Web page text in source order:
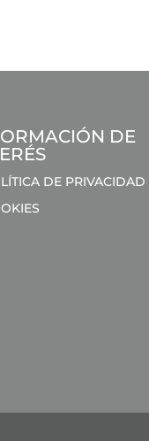
DE
DE PRIVACIDAD